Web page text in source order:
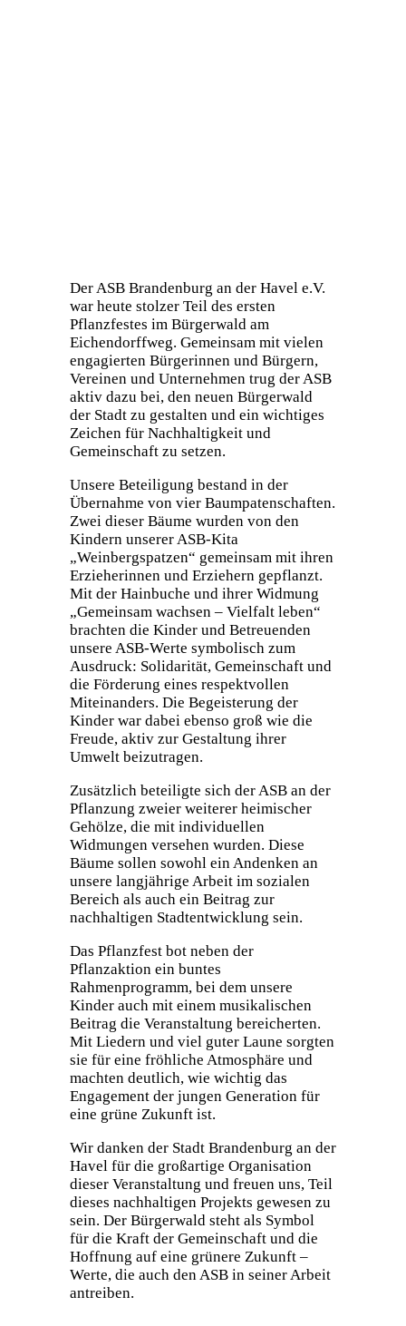
Der ASB Brandenburg an der Havel e.V.
war heute stolzer Teil des ersten
Pflanzfestes im Bürgerwald am
Eichendorffweg. Gemeinsam mit vielen
engagierten Bürgerinnen und Bürgern,
Vereinen und Unternehmen trug der ASB
aktiv dazu bei, den neuen Bürgerwald
der Stadt zu gestalten und ein wichtiges
Zeichen für Nachhaltigkeit und
Gemeinschaft zu setzen.
Unsere Beteiligung bestand in der
Übernahme von vier Baumpatenschaften.
Zwei dieser Bäume wurden von den
Kindern unserer ASB-Kita
„Weinbergspatzen“ gemeinsam mit ihren
Erzieherinnen und Erziehern gepflanzt.
Mit der Hainbuche und ihrer Widmung
„Gemeinsam wachsen – Vielfalt leben“
brachten die Kinder und Betreuenden
unsere ASB-Werte symbolisch zum
Ausdruck: Solidarität, Gemeinschaft und
die Förderung eines respektvollen
Miteinanders. Die Begeisterung der
Kinder war dabei ebenso groß wie die
Freude, aktiv zur Gestaltung ihrer
Umwelt beizutragen.
Zusätzlich beteiligte sich der ASB an der
Pflanzung zweier weiterer heimischer
Gehölze, die mit individuellen
Widmungen versehen wurden. Diese
Bäume sollen sowohl ein Andenken an
unsere langjährige Arbeit im sozialen
Bereich als auch ein Beitrag zur
nachhaltigen Stadtentwicklung sein.
Das Pflanzfest bot neben der
Pflanzaktion ein buntes
Rahmenprogramm, bei dem unsere
Kinder auch mit einem musikalischen
Beitrag die Veranstaltung bereicherten.
Mit Liedern und viel guter Laune sorgten
sie für eine fröhliche Atmosphäre und
machten deutlich, wie wichtig das
Engagement der jungen Generation für
eine grüne Zukunft ist.
Wir danken der Stadt Brandenburg an der
Havel für die großartige Organisation
dieser Veranstaltung und freuen uns, Teil
dieses nachhaltigen Projekts gewesen zu
sein. Der Bürgerwald steht als Symbol
für die Kraft der Gemeinschaft und die
Hoffnung auf eine grünere Zukunft –
Werte, die auch den ASB in seiner Arbeit
antreiben.